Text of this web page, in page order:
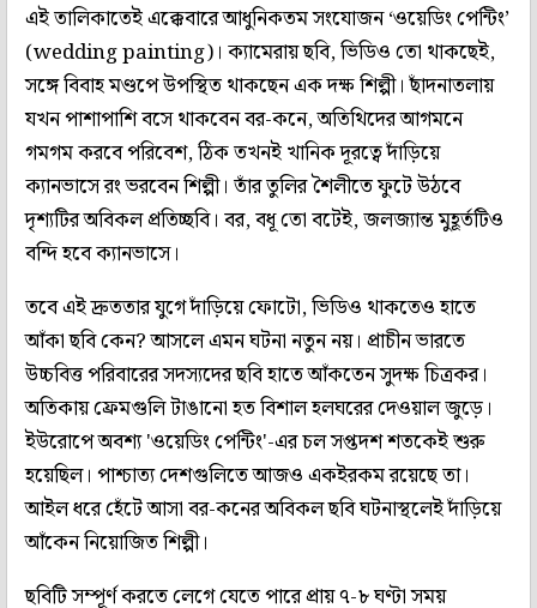
এই তালিকাতেই এক্কেবারে আধুনিকতম সংযোজন ‘ওয়েডিং পেন্টিং’
(wedding painting)। ক্যামেরায় ছবি, ভিডিও তো থাকছেই,
সঙ্গে বিবাহ মণ্ডপে উপস্থিত থাকছেন এক দক্ষ শিল্পী। ছাঁদনাতলায়
যখন পাশাপাশি বসে থাকবেন বর-কনে, অতিথিদের আগমনে
গমগম করবে পরিবেশ, ঠিক তখনই খানিক দূরত্বে দাঁড়িয়ে
ক্যানভাসে রং ভরবেন শিল্পী। তাঁর তুলির শৈলীতে ফুটে উঠবে
দৃশ্যটির অবিকল প্রতিচ্ছবি। বর, বধূ তো বটেই, জলজ্যান্ত মুহূর্তটিও
বন্দি হবে ক্যানভাসে।
তবে এই দ্রুততার যুগে দাঁড়িয়ে ফোটো, ভিডিও থাকতেও হাতে
আঁকা ছবি কেন? আসলে এমন ঘটনা নতুন নয়। প্রাচীন ভারতে
উচ্চবিত্ত পরিবারের সদস্যদের ছবি হাতে আঁকতেন সুদক্ষ চিত্রকর।
অতিকায় ফ্রেমগুলি টাঙানো হত বিশাল হলঘরের দেওয়াল জুড়ে।
ইউরোপে অবশ্য 'ওয়েডিং পেন্টিং'-এর চল সপ্তদশ শতকেই শুরু
হয়েছিল। পাশ্চাত্য দেশগুলিতে আজও একইরকম রয়েছে তা।
আইল ধরে হেঁটে আসা বর-কনের অবিকল ছবি ঘটনাস্থলেই দাঁড়িয়ে
আঁকেন নিয়োজিত শিল্পী।
ছবিটি সম্পূর্ণ করতে লেগে যেতে পারে প্রায় ৭-৮ ঘণ্টা সময়